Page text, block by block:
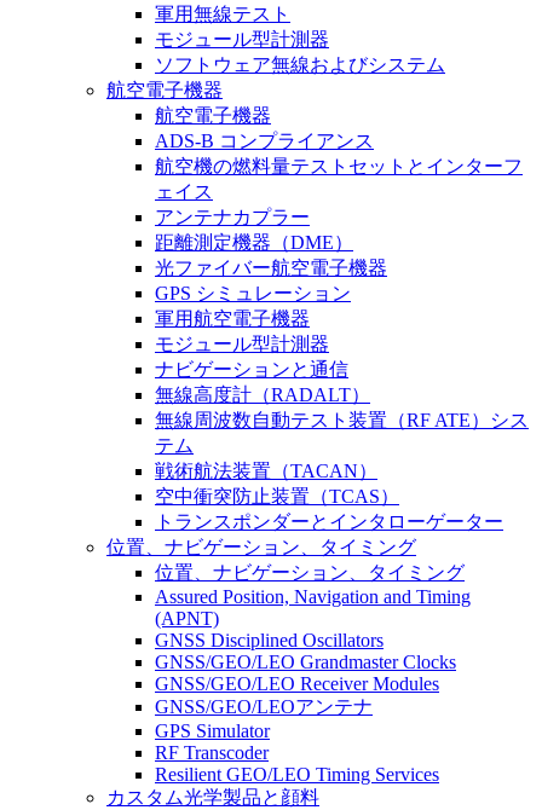
軍用無線テスト
モジュール型計測器
ソフトウェア無線およびシステム
航空電子機器
航空電子機器
ADS-B コンプライアンス
航空機の燃料量テストセットとインターフ
ェイス
アンテナカプラー
距離測定機器（DME）
光ファイバー航空電子機器
GPS シミュレーション
軍用航空電子機器
モジュール型計測器
ナビゲーションと通信
無線高度計（RADALT）
無線周波数自動テスト装置（RF ATE）シス
テム
戦術航法装置（TACAN）
空中衝突防止装置（TCAS）
トランスポンダーとインタローゲーター
位置、ナビゲーション、タイミング
位置、ナビゲーション、タイミング
Assured Position, Navigation and Timing
(APNT)
GNSS Disciplined Oscillators
GNSS/GEO/LEO Grandmaster Clocks
GNSS/GEO/LEO Receiver Modules
GNSS/GEO/LEOアンテナ
GPS Simulator
RF Transcoder
Resilient GEO/LEO Timing Services
カスタム光学製品と顔料